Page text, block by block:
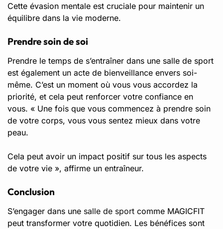
Cette évasion mentale est cruciale pour maintenir un
équilibre dans la vie moderne.
Prendre soin de soi
Prendre le temps de s’entraîner dans une salle de sport
est également un acte de bienveillance envers soi-
même. C’est un moment où vous vous accordez la
priorité, et cela peut renforcer votre confiance en
vous. « Une fois que vous commencez à prendre soin
de votre corps, vous vous sentez mieux dans votre
peau.
Cela peut avoir un impact positif sur tous les aspects
de votre vie », affirme un entraîneur.
Conclusion
S’engager dans une salle de sport comme MAGICFIT
peut transformer votre quotidien. Les bénéfices sont